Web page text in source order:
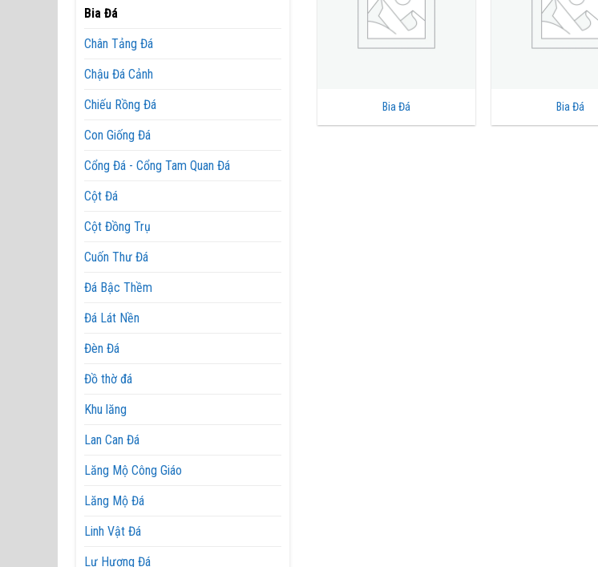
Bia Đá
Chân Tảng Đá
Chậu Đá Cảnh
Chiếu Rồng Đá
Con Giống Đá
Cổng Đá - Cổng Tam Quan Đá
Cột Đá
Cột Đồng Trụ
Cuốn Thư Đá
Đá Bậc Thềm
Đá Lát Nền
Đèn Đá
Đồ thờ đá
Khu lăng
Lan Can Đá
Lăng Mộ Công Giáo
Lăng Mộ Đá
Linh Vật Đá
Lư Hương Đá
Bia Đá Bia Đá